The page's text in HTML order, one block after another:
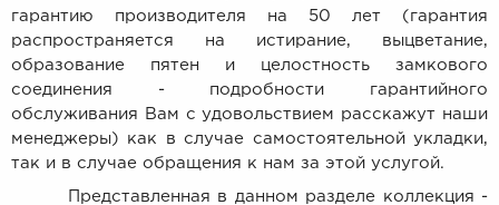
гарантию производителя на 50 лет (гарантия
распространяется на истирание, выцветание,
образование пятен и целостность замкового
соединения - подробности гарантийного
обслуживания Вам с удовольствием расскажут наши
менеджеры) как в случае самостоятельной укладки,
так и в случае обращения к нам за этой услугой.
Представленная в данном разделе коллекция -